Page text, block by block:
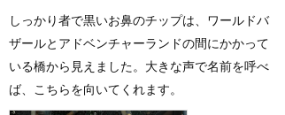
しっかり者で黒いお鼻のチップは、ワールドバ
ザールとアドベンチャーランドの間にかかって
いる橋から見えました。大きな声で名前を呼べ
ば、こちらを向いてくれます。